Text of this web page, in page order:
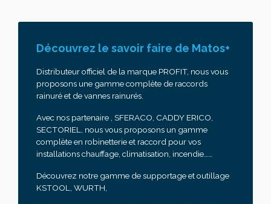
Découvrez le savoir faire de Matos+
Distributeur officiel de la marque PROFIT, nous vous
proposons une gamme complète de raccords
rainuré et de vannes rainurés.
Avec nos partenaire , SFERACO, CADDY ERICO,
SECTORIEL, nous vous proposons un gamme
complète en robinetterie et raccord pour vos
installations chauffage, climatisation, incendie……
Découvrez notre gamme de supportage et outillage
KSTOOL, WURTH,